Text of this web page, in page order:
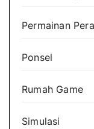
Permainan
Ponsel
Rumah Game
Simulasi